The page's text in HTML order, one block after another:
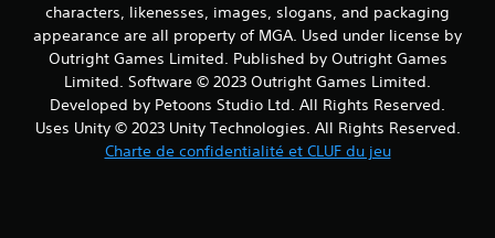
characters, likenesses, images, slogans, and packaging
appearance are all property of MGA. Used under license by
Outright Games Limited. Published by Outright Games
Limited. Software © 2023 Outright Games Limited.
Developed by Petoons Studio Ltd. All Rights Reserved.
Uses Unity © 2023 Unity Technologies. All Rights Reserved.
Charte de confidentialité et CLUF du jeu